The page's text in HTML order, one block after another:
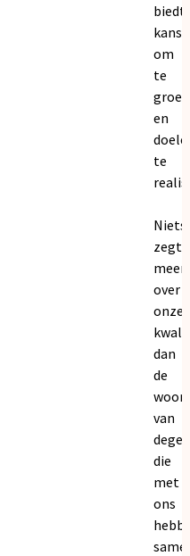
biedt
om
te
en
te
Niets
zegt
meer
over
onze
dan
de
van
die
met
ons